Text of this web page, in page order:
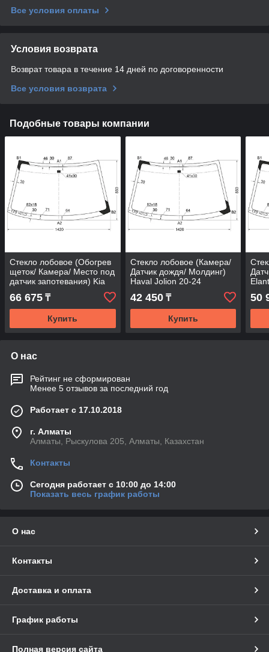
Все условия оплаты
Условия возврата
Возврат товара в течение 14 дней по договоренности
Все условия возврата
Подобные товары компании
Стекло лобовое (Обогрев
щеток/ Камера/ Место под
датчик запотевания) Kia
Carnival 18-20 / Sedona
18-
66 675 ₸
Купить
Стекло лобовое (Камера/
Датчик дождя/ Молдинг)
Haval Jolion 20-24
42 450₸
Купить
50
О нас
Рейтинг не сформирован
Менее 5 отзывов за последний год
Работает с 17.10.2018
г. Алматы
Алматы, Рыскулова 205, Алматы, Казахстан
Контакты
Сегодня работает с 10:00 до 14:00
Показать весь график работы
О нас
Контакты
Доставка и оплата
График работы
Полная версия сайта